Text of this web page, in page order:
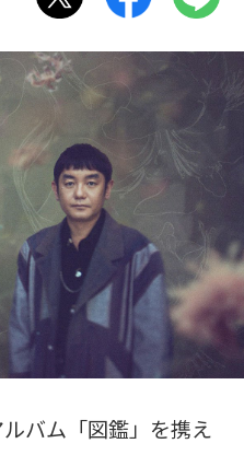
バム「図鑑」を携え